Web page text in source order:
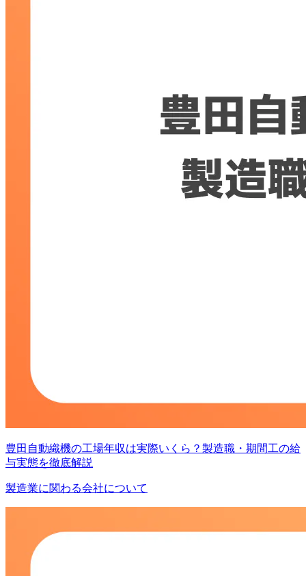
豊田自動織機の工場年収は実際いくら？製造職・期間工の給
与実態を徹底解説
製造業に関わる会社について